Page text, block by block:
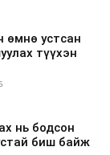
өмнө устсан
түүхэн
нь бодсон
биш байж